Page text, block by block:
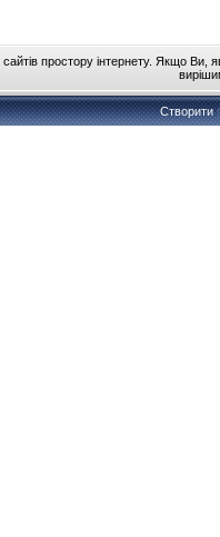
сайтів простору інтернету. Якщо
Створити